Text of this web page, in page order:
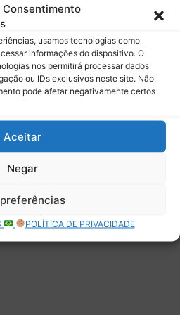
usamos tecnologias como
informações do dispositivo. O
nos permitirá processar dados
ou IDs exclusivos neste site. Não
pode afetar negativamente certos
Aceitar
Negar
POLÍTICA DE PRIVACIDADE
Assinar